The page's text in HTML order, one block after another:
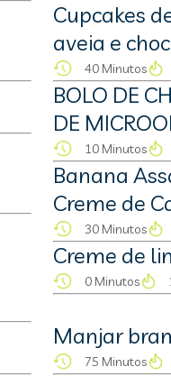
Cupcakes
aveia e
40 Minutos
BOLO DE
DE
10 Minutos
Banana
Creme de
30 Minutos
Creme de
0 Minutos
Manjar
75 Minutos